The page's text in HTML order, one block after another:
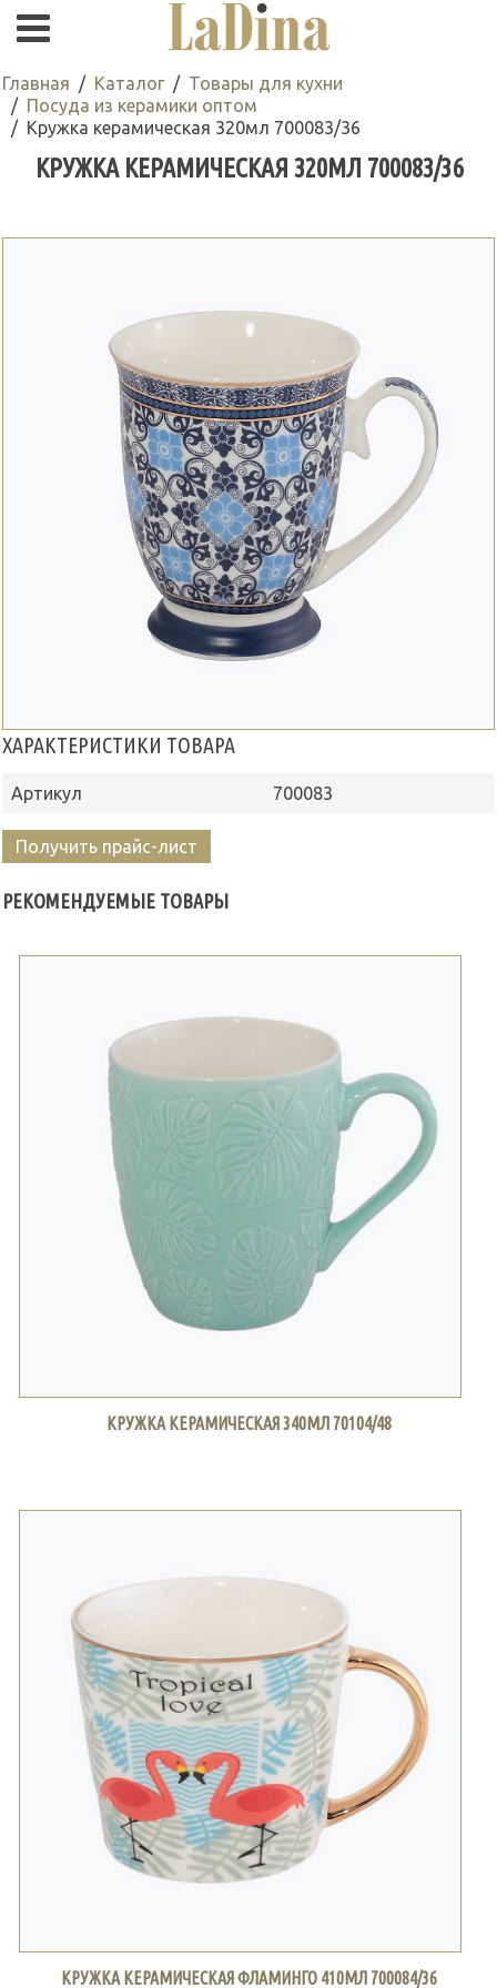
Главная Каталог
Товары для кухни
Посуда из керамики оптом
Кружка керамическая 320мл 700083/36
КРУЖКА КЕРАМИЧЕСКАЯ 320МЛ 700083/36
ХАРАКТЕРИСТИКИ ТОВАРА
Артикул 700083
Получить прайс-лист
РЕКОМЕНДУЕМЫЕ ТОВАРЫ
КРУЖКА КЕРАМИЧЕСКАЯ 340МЛ 70104/48
КРУЖКА КЕРАМИЧЕСКАЯ ФЛАМИНГО 410МЛ 700084/36